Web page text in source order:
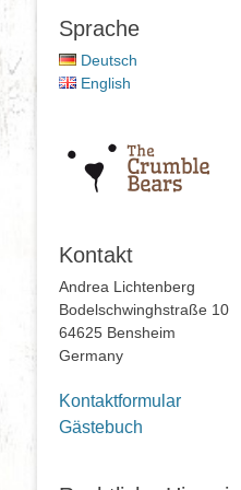
Sprache
Deutsch
English
Kontakt
Andrea Lichtenberg
Bodelschwinghstraße 10
64625 Bensheim
Germany
Kontaktformular
Gästebuch